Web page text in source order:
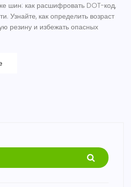
шин: как расшифровать DOT-код,
Узнайте, как определить возраст
резину и избежать опасных